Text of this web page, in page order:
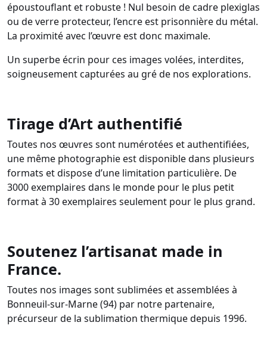
époustouflant et robuste ! Nul besoin de cadre plexiglas
ou de verre protecteur, l’encre est prisonnière du métal.
La proximité avec l’œuvre est donc maximale.
Un superbe écrin pour ces images volées, interdites,
soigneusement capturées au gré de nos explorations.
Tirage d’Art authentifié
Toutes nos œuvres sont numérotées et authentifiées,
une même photographie est disponible dans plusieurs
formats et dispose d’une limitation particulière. De
3000 exemplaires dans le monde pour le plus petit
format à 30 exemplaires seulement pour le plus grand.
Soutenez l’artisanat made in
France.
Toutes nos images sont sublimées et assemblées à
Bonneuil-sur-Marne (94) par notre partenaire,
précurseur de la sublimation thermique depuis 1996.